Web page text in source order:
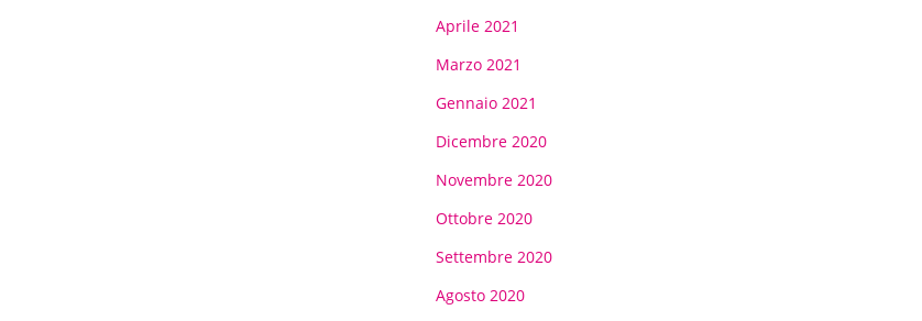
Aprile 2021
Marzo 2021
Gennaio 2021
Dicembre 2020
Novembre 2020
Ottobre 2020
Settembre 2020
Agosto 2020